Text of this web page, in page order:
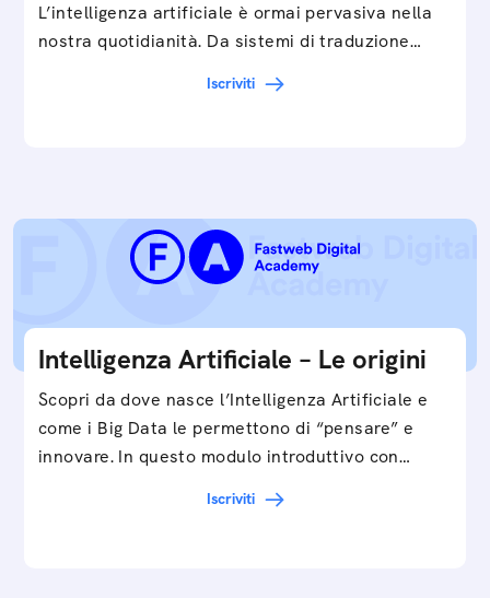
L’intelligenza artificiale è ormai pervasiva nella
nostra quotidianità. Da sistemi di traduzione
Iscriviti
Intelligenza Artificiale – Le origini
Scopri da dove nasce l’Intelligenza Artificiale e
come i Big Data le permettono di “pensare” e
innovare. In questo modulo introduttivo con
Iscriviti